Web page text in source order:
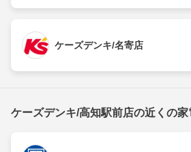
ケーズデンキ/名寄店
ケーズデンキ/高知駅前店の近くの家